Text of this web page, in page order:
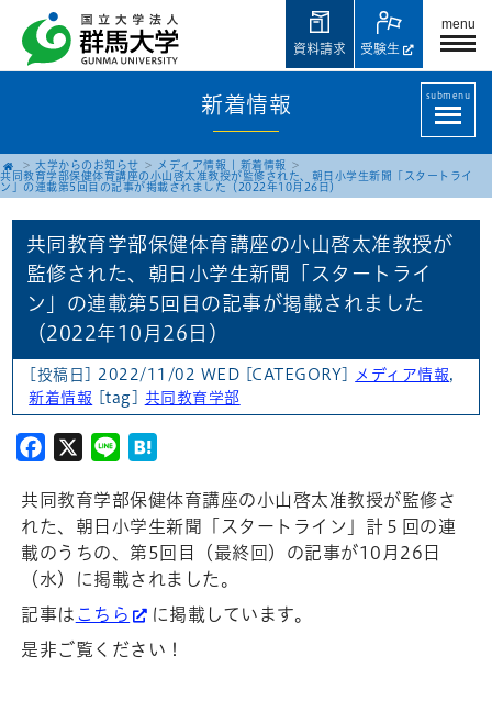
menu
受験生
資料請求
新着情報 submenu
大学からのお知らせ メディア情報
新着情報
共同教育学部保健体育講座の小山啓太准教授が監修された、朝日小学生新聞「スタートライ
ン」の連載第5回目の記事が掲載されました（2022年10月26日）
共同教育学部保健体育講座の小山啓太准教授が
監修された、朝日小学生新聞「スタートライ
ン」の連載第5回目の記事が掲載されました
（2022年10月26日）
[投稿日] 2022/11/02 WED [CATEGORY] メディア情報,
新着情報 [tag] 共同教育学部
Facebook
X Line
共同教育学部保健体育講座の小山啓太准教授が監修さ
れた、朝日小学生新聞「スタートライン」計５回の連
載のうちの、第5回目（最終回）の記事が10月26日
（水）に掲載されました。
記事は こちら
に掲載しています。
是非ご覧ください！